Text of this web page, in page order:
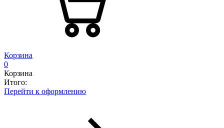
Корзина
0
Корзина
Итого:
Перейти к оформлению